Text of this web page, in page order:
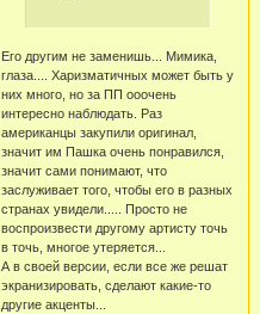
Его другим не заменишь... Мимика,
глаза.... Харизматичных может быть у
них много, но за ПП ооочень
интересно наблюдать. Раз
американцы закупили оригинал,
значит им Пашка очень понравился,
значит сами понимают, что
заслуживает того, чтобы его в разных
странах увидели..... Просто не
воспроизвести другому артисту точь
в точь, многое утеряется...
А в своей версии, если все же решат
экранизировать, сделают какие-то
другие акценты...